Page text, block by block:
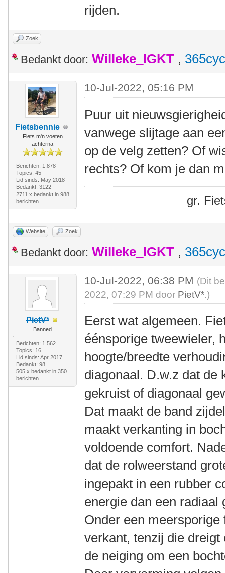
rijden.
Zoek
Bedankt door: Willeke_IGKT ,
Fietsbennie
Fiets m'n voeten
achterna
Berichten: 1.878
Topics: 45
Lid sinds: May 2018
Bedankt: 3122
2711 x bedankt in 988
berichten
10-Jul-2022, 05:16 PM
Puur uit
vanwege slijtage aan
op de velg zetten? Of
rechts? Of kom je dan
gr.
Website Zoek
Bedankt door: Willeke_IGKT ,
PietV*
Banned
Berichten: 1.562
Topics: 16
Lid sinds: Apr 2017
Bedankt: 98
505 x bedankt in 350
berichten
10-Jul-2022, 06:38 PM (Dit
2022, 07:29 PM door PietV*.)
Eerst wat algemeen.
éénsporige tweewieler,
hoogte/breedte
diagonaal. D.w.z dat de
gekruist of diagonaal
Dat maakt de band
maakt verkanting in
voldoende comfort.
dat de rolweerstand
ingepakt in een rubber
energie dan een radiaal
Onder een
verkant, tenzij die
de neiging om een